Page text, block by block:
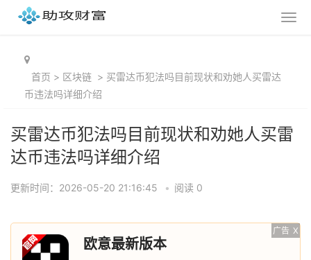
首页 > 区块链 > 买雷达币犯法吗目前现状和劝她人买雷达
币违法吗详细介绍
买雷达币犯法吗目前现状和劝她人买雷
达币违法吗详细介绍
更新时间：2026-05-20 21:16:45 • 阅读 0
广告 X
欧意最新版本